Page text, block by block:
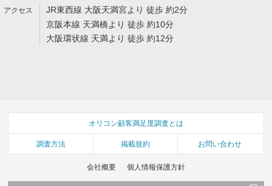
JR東西線 大阪天満宮より 徒歩 約2分
京阪本線 天満橋より 徒歩 約10分
大阪環状線 天満より 徒歩 約12分
オリコン顧客満足度調査とは
調査方法 掲載規約 お問い合わせ
会社概要 個人情報保護方針